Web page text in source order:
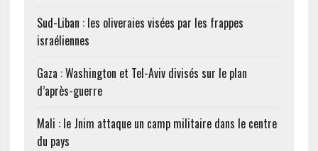
Sud-Liban : les oliveraies visées par les frappes
israéliennes
Gaza : Washington et Tel-Aviv divisés sur le plan
d’après-guerre
Mali : le Jnim attaque un camp militaire dans le centre
du pays